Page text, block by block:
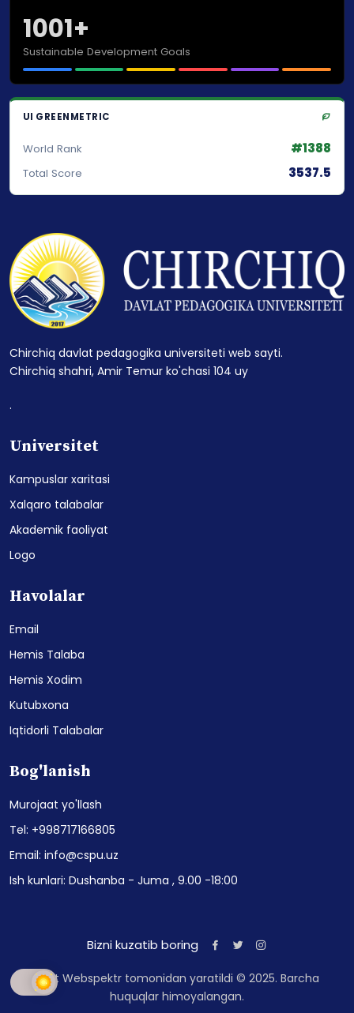
1001+
Sustainable Development Goals
UI GREENMETRIC
World Rank #1388
Total Score 3537.5
Chirchiq davlat pedagogika universiteti web sayti.
Chirchiq shahri, Amir Temur ko'chasi 104 uy
.
Universitet
Kampuslar xaritasi
Xalqaro talabalar
Akademik faoliyat
Logo
Havolalar
Email
Hemis Talaba
Hemis Xodim
Kutubxona
Iqtidorli Talabalar
Bog'lanish
Murojaat yo'llash
Tel: +998717166805
Email: info@cspu.uz
Ish kunlari: Dushanba - Juma , 9.00 -18:00
Bizni kuzatib boring
Sayt Webspektr tomonidan yaratildi © 2025. Barcha
huquqlar himoyalangan.